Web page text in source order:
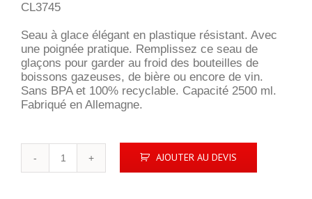
CL3745
Seau à glace élégant en plastique résistant. Avec
une poignée pratique. Remplissez ce seau de
glaçons pour garder au froid des bouteilles de
boissons gazeuses, de bière ou encore de vin.
Sans BPA et 100% recyclable. Capacité 2500 ml.
Fabriqué en Allemagne.
AJOUTER AU DEVIS